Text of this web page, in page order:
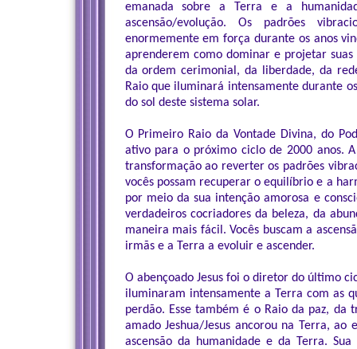
emanada sobre a Terra e a
ascensão/evolução. Os padrões
enormemente em força durante os anos
aprenderem como dominar e projetar
da ordem cerimonial, da liberdade, da
Raio que iluminará intensamente durante
do sol deste sistema solar.
O Primeiro Raio da Vontade Divina, do
ativo para o próximo ciclo de 2000 anos.
transformação ao reverter os padrões
vocês possam recuperar o equilíbrio e a
por meio da sua intenção amorosa e
verdadeiros cocriadores da beleza, da
maneira mais fácil. Vocês buscam a
irmãs e a Terra a evoluir e ascender.
O abençoado Jesus foi o diretor do último
iluminaram intensamente a Terra com as
perdão. Esse também é o Raio da paz,
amado Jeshua/Jesus ancorou na Terra,
ascensão da humanidade e da Terra.